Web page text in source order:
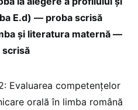
E.d) — proba scrisă
și literatura maternă —
Evaluarea competențelor
orală în limba română